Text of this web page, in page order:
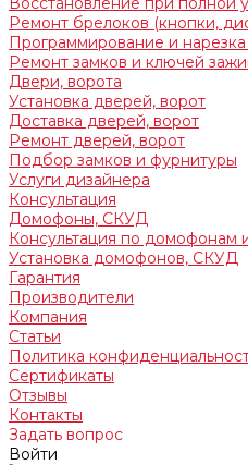
Ремонт брелоков (кнопки,
Программирование и
Ремонт замков и ключей
Двери, ворота
Установка дверей, ворот
Доставка дверей, ворот
Ремонт дверей, ворот
Подбор замков и фурнитуры
Услуги дизайнера
Консультация
Домофоны, СКУД
Консультация по домофонам
Установка домофонов, СКУД
Гарантия
Производители
Компания
Статьи
Политика
Сертификаты
Отзывы
Контакты
Задать вопрос
Войти